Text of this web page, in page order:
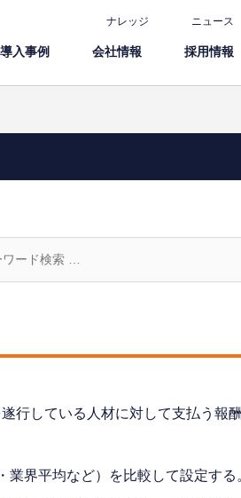
ナレッジ ニュース
導⼊事例 会社情報 採⽤情報
行している人材に対して支払う報
界平均など）を比較して設定する